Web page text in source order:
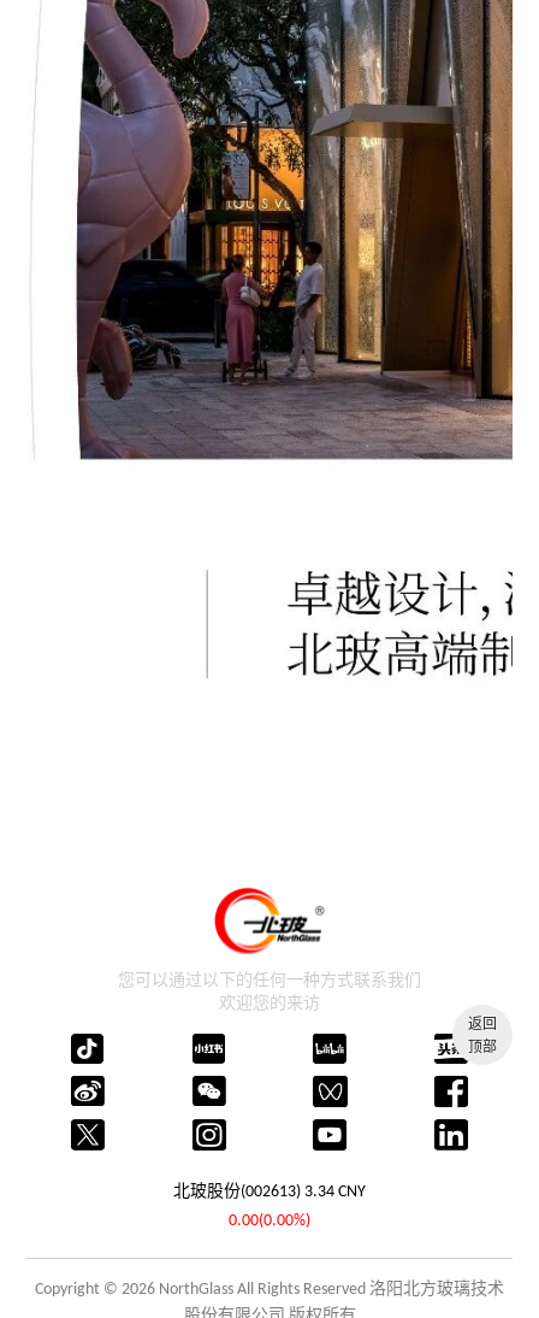
返回
顶部
您可以通过以下的任何一种方式联系我们
欢迎您的来访
北玻股份(002613) 3.34 CNY
0.00(0.00%)
Copyright © 2026 NorthGlass All Rights Reserved 洛阳北方玻璃技术